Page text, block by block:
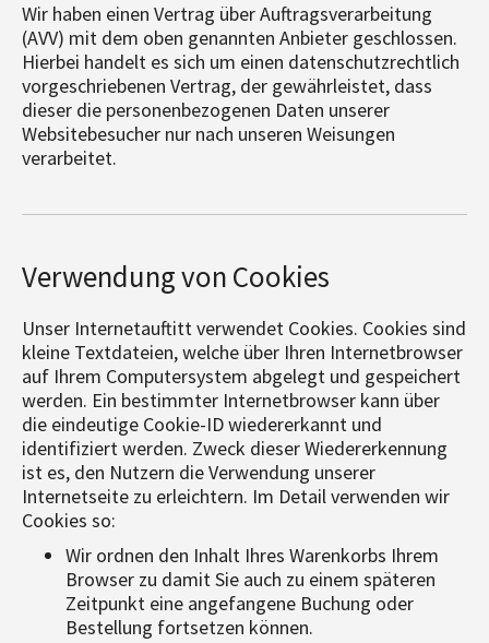
Wir haben einen Vertrag über Auftragsverarbeitung
(AVV) mit dem oben genannten Anbieter geschlossen.
Hierbei handelt es sich um einen datenschutzrechtlich
vorgeschriebenen Vertrag, der gewährleistet, dass
dieser die personenbezogenen Daten unserer
Websitebesucher nur nach unseren Weisungen
verarbeitet.
Verwendung von Cookies
Unser Internetauftitt verwendet Cookies. Cookies sind
kleine Textdateien, welche über Ihren Internetbrowser
auf Ihrem Computersystem abgelegt und gespeichert
werden. Ein bestimmter Internetbrowser kann über
die eindeutige Cookie-ID wiedererkannt und
identifiziert werden. Zweck dieser Wiedererkennung
ist es, den Nutzern die Verwendung unserer
Internetseite zu erleichtern. Im Detail verwenden wir
Cookies so:
Wir ordnen den Inhalt Ihres Warenkorbs Ihrem
Browser zu damit Sie auch zu einem späteren
Zeitpunkt eine angefangene Buchung oder
Bestellung fortsetzen können.